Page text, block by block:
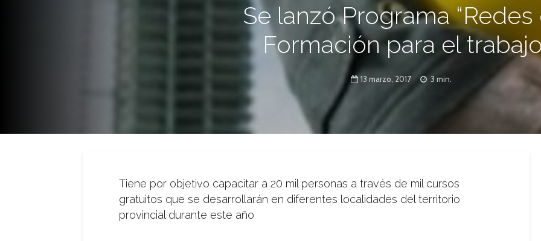
Se lanzó Programa
Formación para el
13 marzo, 2017 3 min.
Tiene por objetivo capacitar a 20 mil personas a través de mil cursos
gratuitos que se desarrollarán en diferentes localidades del territorio
provincial durante este año